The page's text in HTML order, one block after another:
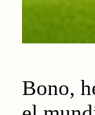
Bono,